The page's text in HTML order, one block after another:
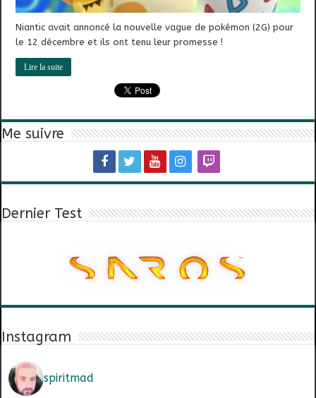
Niantic avait annoncé la nouvelle vague de pokémon (2G) pour
le 12 décembre et ils ont tenu leur promesse !
Lire la suite
Me suivre
Dernier Test
Instagram
spiritmad